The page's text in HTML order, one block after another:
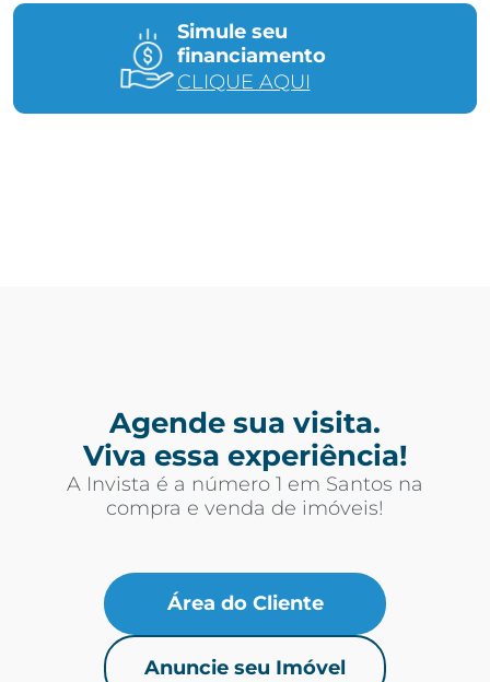
Simule seu
financiamento
CLIQUE AQUI
Agende sua visita.
Viva essa experiência!
A Invista é a número 1 em Santos na
compra e venda de imóveis!
Área do Cliente
Anuncie seu Imóvel